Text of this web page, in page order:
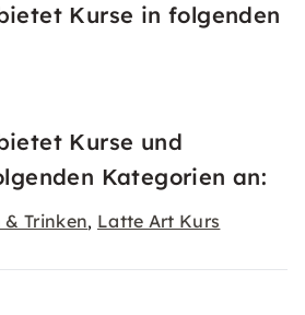
Kurse in folgenden
Kurse und
Kategorien an:
& Trinken, Latte Art Kurs